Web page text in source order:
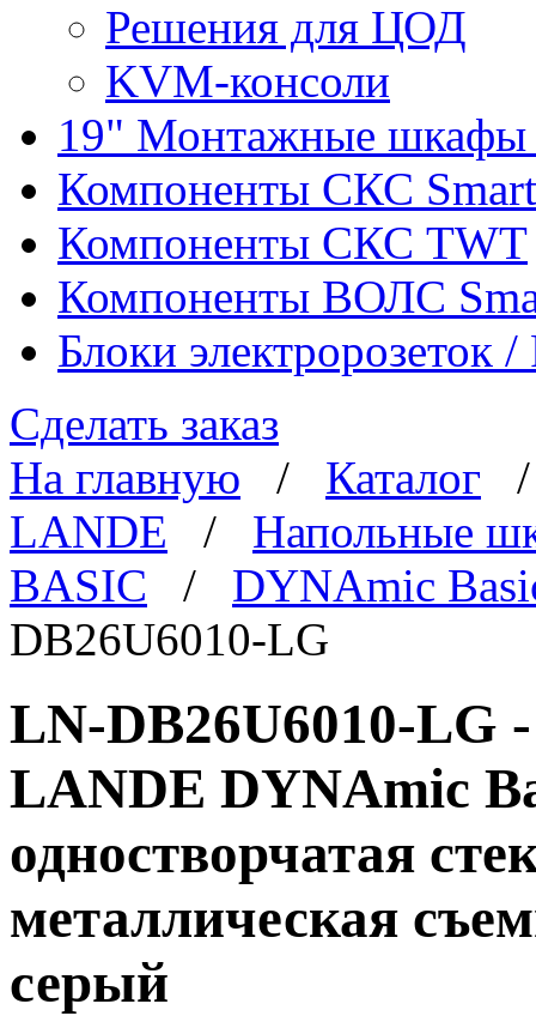
Решения для ЦОД
KVM-консоли
19" Монтажные шкафы
Компоненты СКС
Компоненты СКС TWT
Компоненты ВОЛС
Блоки электророзеток
Сделать заказ
На главную / Каталог
LANDE / Напольные
BASIC / DYNAmic
DB26U6010-LG
LN-DB26U6010-
LANDE DYNAmic
одностворчатая
металлическая
серый